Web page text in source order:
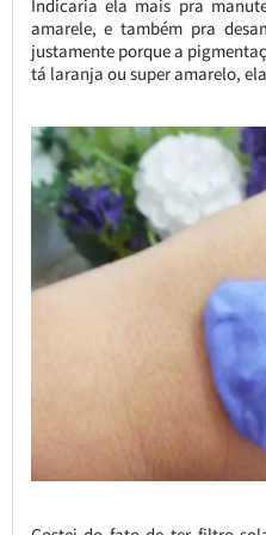
Indicaria ela mais pra
amarele, e também pra
justamente porque a
tá laranja ou super amarelo,